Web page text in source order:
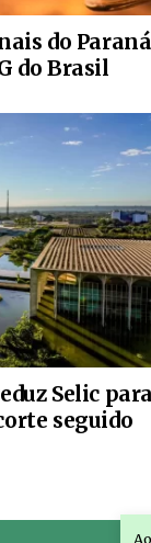
do Paraná
do Brasil
Selic
seguido